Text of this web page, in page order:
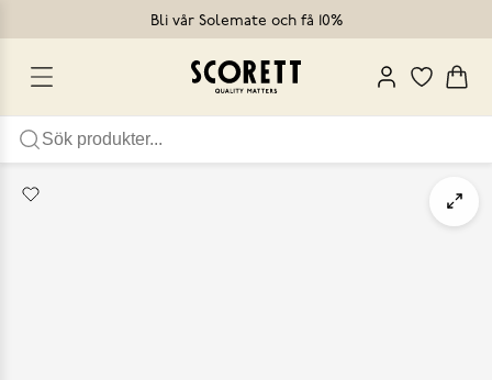
Bli vår Solemate och få 10%